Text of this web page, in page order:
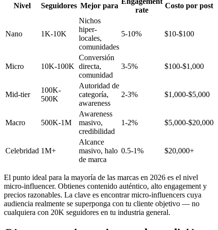
Nivel Seguidores Mejor para
rate
Costo por post
Nano 1K-10K
Nichos
hiper-
locales,
comunidades
5-10% $10-$100
Micro 10K-100K
Conversión
directa,
comunidad
3-5% $100-$1,000
Mid-tier
100K-
500K
Autoridad de
categoría,
awareness
2-3% $1,000-$5,000
Macro 500K-1M
Awareness
masivo,
credibilidad
1-2% $5,000-$20,000
Celebridad 1M+
Alcance
masivo, halo
de marca
0.5-1% $20,000+
El punto ideal para la mayoría de las marcas en 2026 es el nivel
micro-influencer. Obtienes contenido auténtico, alto engagement y
precios razonables. La clave es encontrar micro-influencers cuya
audiencia realmente se superponga con tu cliente objetivo — no
cualquiera con 20K seguidores en tu industria general.